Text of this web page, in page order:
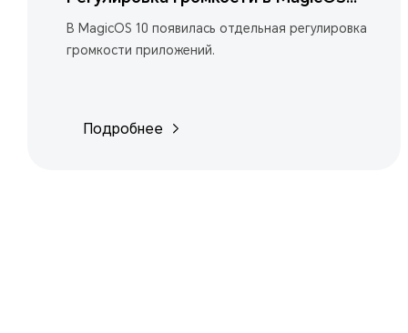
10
В MagicOS 10 появилась отдельная регулировка
громкости приложений.
Подробнее